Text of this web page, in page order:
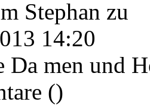
Stephan zu
14:20
Da men und
()